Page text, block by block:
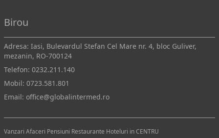
Birou
Adresa: Iasi, Bulevardul Stefan Cel Mare nr. 4, bloc Guliver,
mezanin, RO-700124
Telefon: 0232.211.140
Mobil: 0723.581.801
Email: office@globalintermed.ro
Vanzari Afaceri Pensiuni Restaurante Hoteluri in CENTRU